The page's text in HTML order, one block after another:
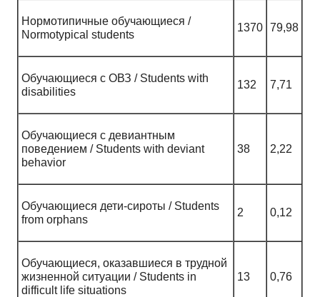
Нормотипичные обучающиеся /
Normotypical students
1370 79,98
Обучающиеся с ОВЗ / Students with
disabilities
132 7,71
Обучающиеся с девиантным
поведением / Students with deviant
behavior
38 2,22
Обучающиеся дети-сироты / Students
from orphans
2 0,12
Обучающиеся, оказавшиеся в трудной
жизненной ситуации / Students in
difficult life situations
13 0,76